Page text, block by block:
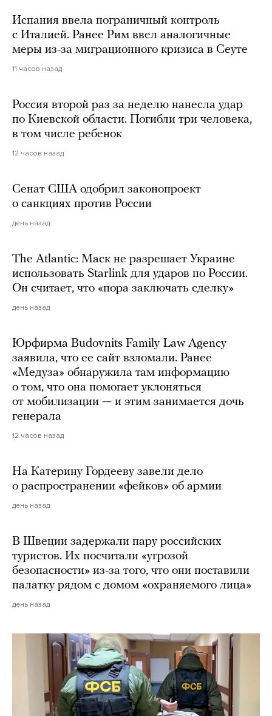
Испания ввела пограничный контроль
с Италией. Ранее Рим ввел аналогичные
меры из-за миграционного кризиса в Сеуте
11 часов назад
Россия второй раз за неделю нанесла удар
по Киевской области. Погибли три человека,
в том числе ребенок
12 часов назад
Сенат США одобрил законопроект
о санкциях против России
день назад
The Atlantic: Маск не разрешает Украине
использовать Starlink для ударов по России.
Он считает, что «пора заключать сделку»
день назад
Юрфирма Budovnits Family Law Agency
заявила, что ее сайт взломали. Ранее
«Медуза» обнаружила там информацию
о том, что она помогает уклоняться
от мобилизации — и этим занимается дочь
генерала
12 часов назад
На Катерину Гордееву завели дело
о распространении «фейков» об армии
день назад
В Швеции задержали пару российских
туристов. Их посчитали «угрозой
безопасности» из-за того, что они поставили
палатку рядом с домом «охраняемого лица»
день назад